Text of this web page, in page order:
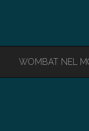
WOMBAT NEL